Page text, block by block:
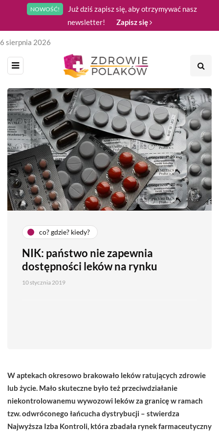
NOWOŚĆ!
Już dziś zapisz się, aby otrzymywać nasz
newsletter!
Zapisz się
6 sierpnia 2026
co? gdzie? kiedy?
NIK: państwo nie zapewnia
dostępności leków na rynku
10 stycznia 2019
W aptekach okresowo brakowało leków ratujących zdrowie
lub życie. Mało skuteczne było też przeciwdziałanie
niekontrolowanemu wywozowi leków za granicę w ramach
tzw. odwróconego łańcucha dystrybucji – stwierdza
Najwyższa Izba Kontroli, która zbadała rynek farmaceutyczny